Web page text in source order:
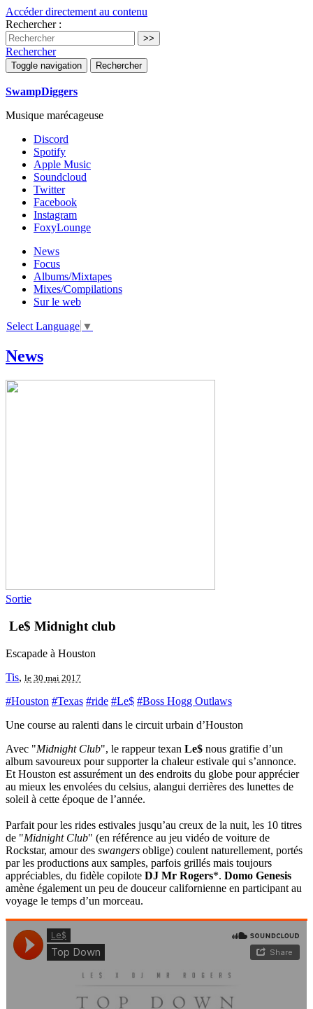
Accéder directement au contenu
Rechercher :
Rechercher
Toggle navigation Rechercher
SwampDiggers
Musique marécageuse
Discord
Spotify
Apple Music
Soundcloud
Twitter
Facebook
Instagram
FoxyLounge
News
Focus
Albums/Mixtapes
Mixes/Compilations
Sur le web
Select Language ▼
News
Sortie
Le$ Midnight club
Escapade à Houston
Tis, le 30 mai 2017
#Houston #Texas #ride #Le$ #Boss Hogg Outlaws
Une course au ralenti dans le circuit urbain d’Houston
Avec "Midnight Club", le rappeur texan Le$ nous gratifie d’un
album savoureux pour supporter la chaleur estivale qui s’annonce.
Et Houston est assurément un des endroits du globe pour apprécier
au mieux les envolées du celsius, alangui derrières des lunettes de
soleil à cette époque de l’année.
Parfait pour les rides estivales jusqu’au creux de la nuit, les 10 titres
de "Midnight Club" (en référence au jeu vidéo de voiture de
Rockstar, amour des swangers oblige) coulent naturellement, portés
par les productions aux samples, parfois grillés mais toujours
appréciables, du fidèle copilote DJ Mr Rogers*. Domo Genesis
amène également un peu de douceur californienne en participant au
voyage le temps d’un morceau.